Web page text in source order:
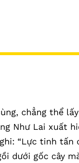
chẳng thể
Như Lai xuất
“Lực tinh tấn
dưới gốc cây